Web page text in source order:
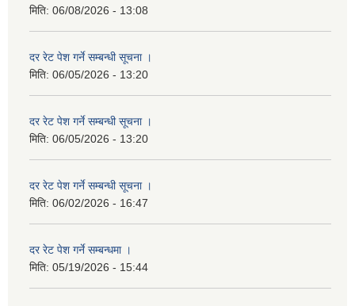
मिति: 06/08/2026 - 13:08
दर रेट पेश गर्ने सम्बन्धी सूचना ।
मिति: 06/05/2026 - 13:20
दर रेट पेश गर्ने सम्बन्धी सूचना ।
मिति: 06/05/2026 - 13:20
दर रेट पेश गर्ने सम्बन्धी सूचना ।
मिति: 06/02/2026 - 16:47
दर रेट पेश गर्ने सम्बन्धमा ।
मिति: 05/19/2026 - 15:44